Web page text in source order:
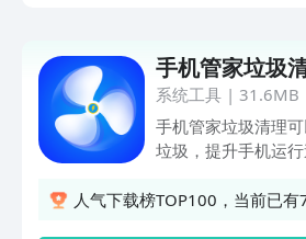
拦截国内外的骚扰
全。【号码标记】提
询、取消服务，减
【相册视频备份】
进行备份，不再担
手机管家垃圾
系统工具| 31.6MB
手机管家垃圾清理
垃圾，提升手机运
手机的内存释放存储
人气下载榜TOP100，当前已